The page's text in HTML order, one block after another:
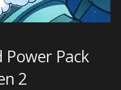
Power Pack
2